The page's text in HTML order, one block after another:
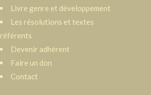
Livre genre et développement
Les résolutions et textes
référents
Devenir adhérent
Faire un don
Contact